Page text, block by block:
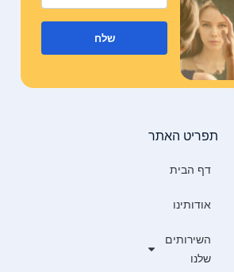
שלח
תפריט האתר
דף הבית
אודותינו
השירותים
שלנו